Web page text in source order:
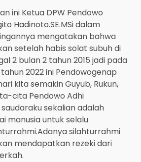
ini Ketua DPW Pendowo
Hadinoto.SE.MSi dalam
mengatakan bahwa
setelah habis solat subuh di
2 bulan 2 tahun 2015 jadi pada
2022 ini Pendowogenap
kita semakin Guyub, Rukun,
cita Pendowo Adhi
saudaraku sekalian adalah
manusia untuk selalu
silahturrahmi
mendapatkan rezeki dari